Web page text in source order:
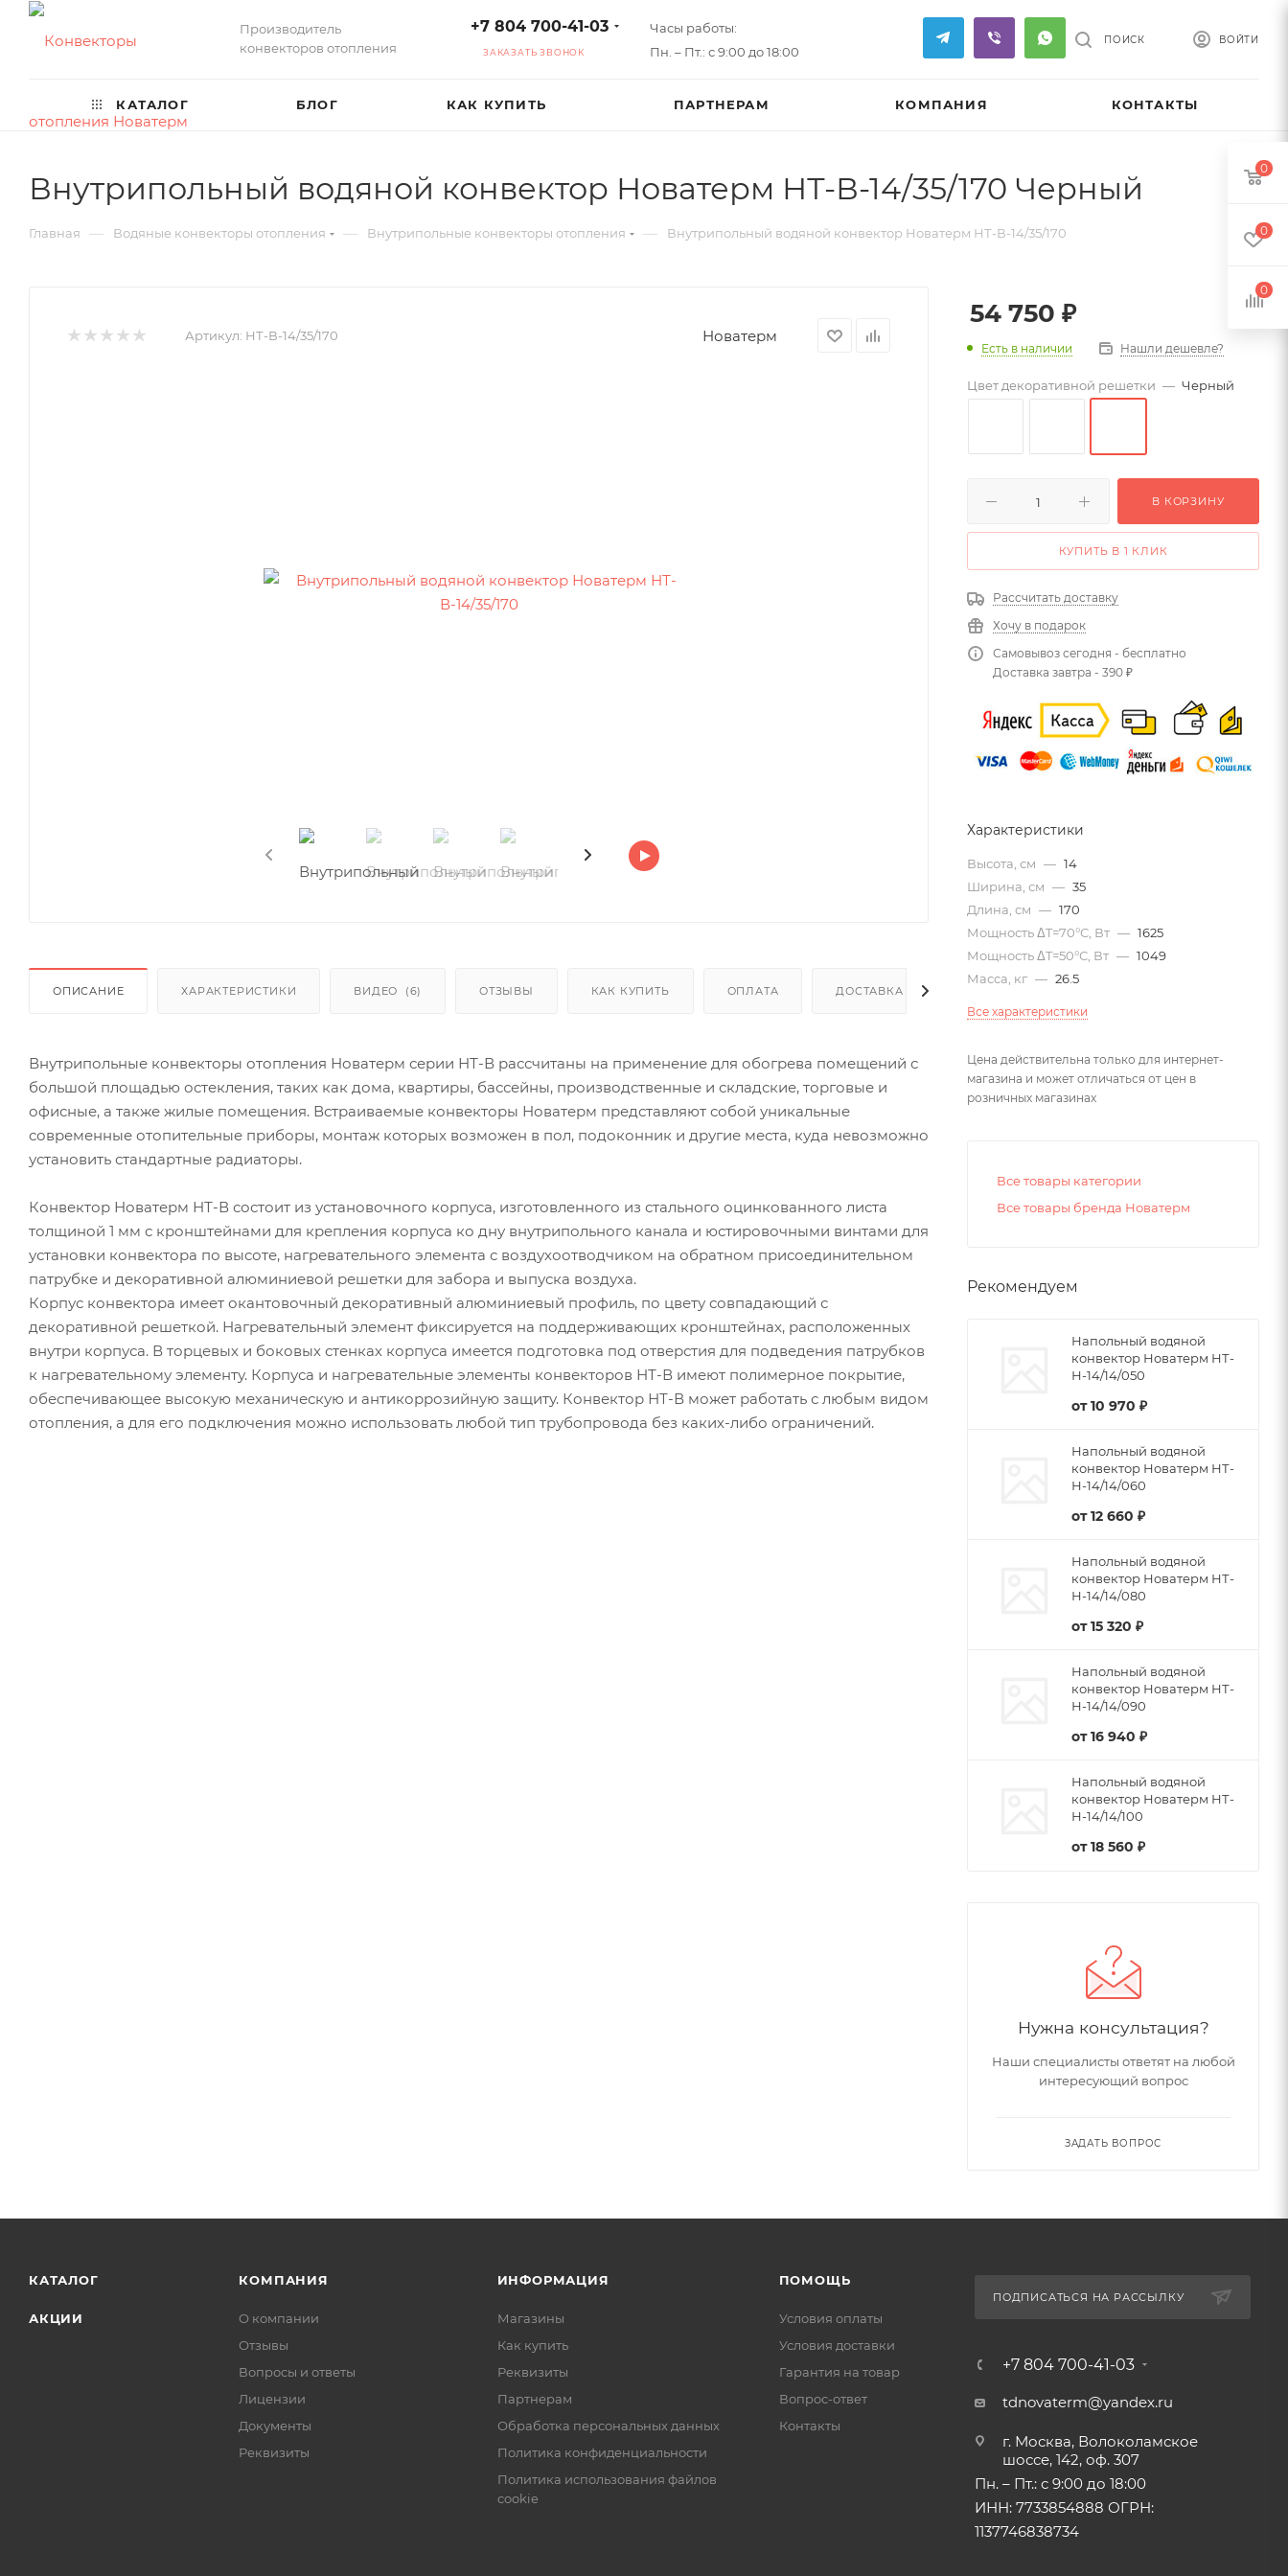
Производитель
конвекторов отопления
+7 804 700-41-03
ЗАКАЗАТЬ ЗВОНОК
Часы работы:
Пн. – Пт.: с 9:00 до 18:00
ВОЙТИ
ПОИСК
КАТАЛОГ БЛОГ КАК КУПИТЬ ПАРТНЕРАМ КОМПАНИЯ КОНТАКТЫ
Внутрипольный водяной конвектор Новатерм НТ-В-14/35/170 Черный
Главная — Водяные конвекторы отопления — Внутрипольные конвекторы отопления — Внутрипольный водяной конвектор Новатерм НТ-В-14/35/170
Артикул: НТ-В-14/35/170 Новатерм
ОПИСАНИЕ ХАРАКТЕРИСТИКИ ВИДЕО (6) ОТЗЫВЫ КАК КУПИТЬ ОПЛАТА ДОСТАВКА
Внутрипольные конвекторы отопления Новатерм серии НТ-В рассчитаны на применение для обогрева помещений с
большой площадью остекления, таких как дома, квартиры, бассейны, производственные и складские, торговые и
офисные, а также жилые помещения. Встраиваемые конвекторы Новатерм представляют собой уникальные
современные отопительные приборы, монтаж которых возможен в пол, подоконник и другие места, куда невозможно
установить стандартные радиаторы.
Конвектор Новатерм НТ-В состоит из установочного корпуса, изготовленного из стального оцинкованного листа
толщиной 1 мм с кронштейнами для крепления корпуса ко дну внутрипольного канала и юстировочными винтами для
установки конвектора по высоте, нагревательного элемента с воздухоотводчиком на обратном присоединительном
патрубке и декоративной алюминиевой решетки для забора и выпуска воздуха.
Корпус конвектора имеет окантовочный декоративный алюминиевый профиль, по цвету совпадающий с
декоративной решеткой. Нагревательный элемент фиксируется на поддерживающих кронштейнах, расположенных
внутри корпуса. В торцевых и боковых стенках корпуса имеется подготовка под отверстия для подведения патрубков
к нагревательному элементу. Корпуса и нагревательные элементы конвекторов НТ-В имеют полимерное покрытие,
обеспечивающее высокую механическую и антикоррозийную защиту. Конвектор НТ-В может работать с любым видом
отопления, а для его подключения можно использовать любой тип трубопровода без каких-либо ограничений.
54 750 ₽
Есть в наличии Нашли дешевле?
Цвет декоративной решетки — Черный
В КОРЗИНУ
КУПИТЬ В 1 КЛИК
Рассчитать доставку
Хочу в подарок
Самовывоз сегодня - бесплатно
Доставка завтра - 390 ₽
Характеристики
Высота, см — 14
Ширина, см — 35
Длина, см — 170
Мощность ΔT=70°С, Вт — 1625
Мощность ΔT=50°С, Вт — 1049
Масса, кг — 26.5
Все характеристики
Цена действительна только для интернет-
магазина и может отличаться от цен в
розничных магазинах
Все товары категории
Все товары бренда Новатерм
Рекомендуем
Напольный водяной
конвектор Новатерм НТ-
Н-14/14/050
от10 970 ₽
Напольный водяной
конвектор Новатерм НТ-
Н-14/14/060
от12 660 ₽
Напольный водяной
конвектор Новатерм НТ-
Н-14/14/080
от15 320 ₽
Напольный водяной
конвектор Новатерм НТ-
Н-14/14/090
от16 940 ₽
Напольный водяной
конвектор Новатерм НТ-
Н-14/14/100
от18 560 ₽
Нужна консультация?
Наши специалисты ответят на любой
интересующий вопрос
ЗАДАТЬ ВОПРОС
КАТАЛОГ
АКЦИИ
КОМПАНИЯ
О компании
Отзывы
Вопросы и ответы
Лицензии
Документы
Реквизиты
ИНФОРМАЦИЯ
Магазины
Как купить
Реквизиты
Партнерам
Обработка персональных данных
Политика конфиденциальности
Политика использования файлов
cookie
ПОМОЩЬ
Условия оплаты
Условия доставки
Гарантия на товар
Вопрос-ответ
Контакты
ПОДПИСАТЬСЯ НА РАССЫЛКУ
+7 804 700-41-03
tdnovaterm@yandex.ru
г. Москва, Волоколамское
шоссе, 142, оф. 307
Пн. – Пт.: с 9:00 до 18:00
ИНН: 7733854888 ОГРН:
1137746838734
0
0
0